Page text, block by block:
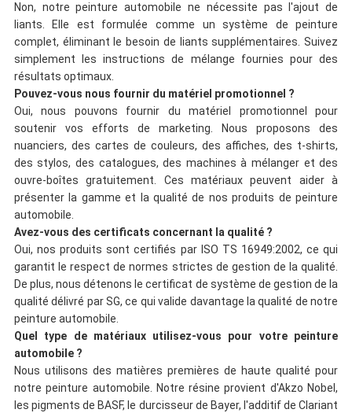
Non, notre peinture automobile ne nécessite pas l'ajout de
liants. Elle est formulée comme un système de peinture
complet, éliminant le besoin de liants supplémentaires. Suivez
simplement les instructions de mélange fournies pour des
résultats optimaux.
Pouvez-vous nous fournir du matériel promotionnel ?
Oui, nous pouvons fournir du matériel promotionnel pour
soutenir vos efforts de marketing. Nous proposons des
nuanciers, des cartes de couleurs, des affiches, des t-shirts,
des stylos, des catalogues, des machines à mélanger et des
ouvre-boîtes gratuitement. Ces matériaux peuvent aider à
présenter la gamme et la qualité de nos produits de peinture
automobile.
Avez-vous des certificats concernant la qualité ?
Oui, nos produits sont certifiés par ISO TS 16949:2002, ce qui
garantit le respect de normes strictes de gestion de la qualité.
De plus, nous détenons le certificat de système de gestion de la
qualité délivré par SG, ce qui valide davantage la qualité de notre
peinture automobile.
Quel type de matériaux utilisez-vous pour votre peinture
automobile ?
Nous utilisons des matières premières de haute qualité pour
notre peinture automobile. Notre résine provient d'Akzo Nobel,
les pigments de BASF, le durcisseur de Bayer, l'additif de Clariant